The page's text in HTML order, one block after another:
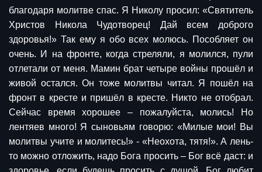
благодаря молитве спас. Я Николу просил: «Святитель
Христов Никола Чудотворец! Дай всем доброго
здоровья!» Так ему я обо всех молюсь. Пособляет он
очень. И на фронте, когда стреляли, я молился, пули
отлетали от меня. Мамин брат четыре войны прошёл и
живой остался. Он тоже молитвы читал. Я пошёл на
фронт в кресте и пришёл в кресте. Никто не отобрал.
Сейчас время хорошее – пожалуйста, молись! Но
лентяев много! Я сыновьям говорю: «Милые мои! Вы
молитвы учите и молитесь!» - «Неохота, тятя!». А лень-
то можно отложить, надо Бога просить – Бог всё даст: и